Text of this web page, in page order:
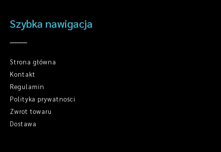
Szybka nawigacja
Strona główna
Kontakt
Regulamin
Polityka prywatności
Zwrot towaru
Dostawa